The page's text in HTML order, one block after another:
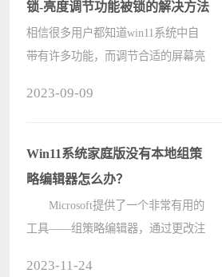
锁-亮度调节功能被锁的解决方法
相信很多用户都知道win11系统中自
带有许多功能，而调节合适的屏幕亮
况具体该如何解决呢？下面就给大家
带来w????
2023-09-09
Win11系统家庭版没有本地组策
略编辑器怎么办？
Microsoft提供了一个非常有用的
工具——组策略编辑器，通过更改注
2023-11-24